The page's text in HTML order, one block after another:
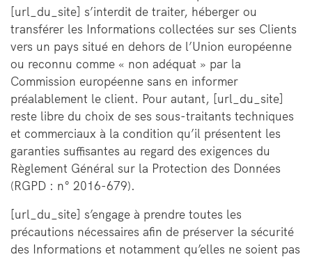
[url_du_site] s’interdit de traiter, héberger ou
transférer les Informations collectées sur ses Clients
vers un pays situé en dehors de l’Union européenne
ou reconnu comme « non adéquat » par la
Commission européenne sans en informer
préalablement le client. Pour autant, [url_du_site]
reste libre du choix de ses sous-traitants techniques
et commerciaux à la condition qu’il présentent les
garanties suffisantes au regard des exigences du
Règlement Général sur la Protection des Données
(RGPD : n° 2016-679).
[url_du_site] s’engage à prendre toutes les
précautions nécessaires afin de préserver la sécurité
des Informations et notamment qu’elles ne soient pas